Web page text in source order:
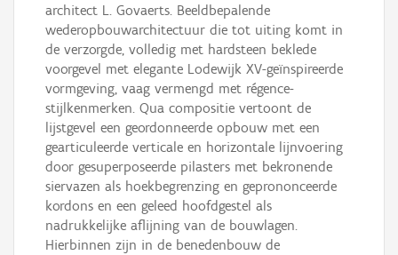
architect L. Govaerts. Beeldbepalende
wederopbouwarchitectuur die tot uiting komt in
de verzorgde, volledig met hardsteen beklede
voorgevel met elegante Lodewijk XV-geïnspireerde
vormgeving, vaag vermengd met régence-
stijlkenmerken. Qua compositie vertoont de
lijstgevel een geordonneerde opbouw met een
gearticuleerde verticale en horizontale lijnvoering
door gesuperposeerde pilasters met bekronende
siervazen als hoekbegrenzing en geprononceerde
kordons en een geleed hoofdgestel als
nadrukkelijke aflijning van de bouwlagen.
Hierbinnen zijn in de benedenbouw de